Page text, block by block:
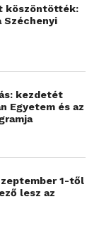
köszöntötték:
kezdetét
Egyetem és az
1-től
lesz az